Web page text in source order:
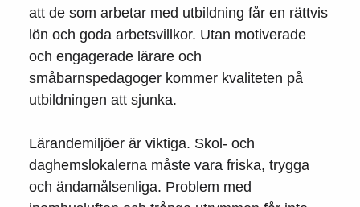
att de som arbetar med utbildning får en rättvis
lön och goda arbetsvillkor. Utan motiverade
och engagerade lärare och
småbarnspedagoger kommer kvaliteten på
utbildningen att sjunka.
Lärandemiljöer är viktiga. Skol- och
daghemslokalerna måste vara friska, trygga
och ändamålsenliga. Problem med